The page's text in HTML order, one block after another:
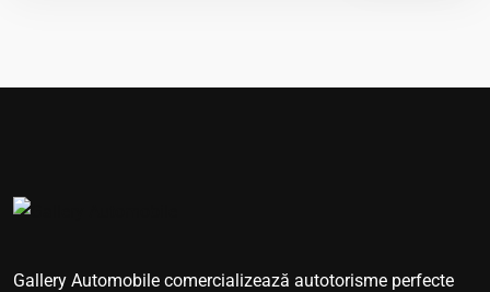
Gallery Automobile comercializează autotorisme perfecte